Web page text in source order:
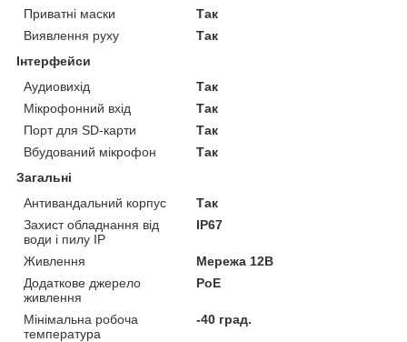
Приватні маски
Так
Виявлення руху
Так
Інтерфейси
Аудиовихід
Так
Мікрофонний вхід
Так
Порт для SD-карти
Так
Вбудований мікрофон
Так
Загальні
Антивандальний корпус
Так
Захист обладнання від
води і пилу IP
IP67
Живлення
Мережа 12В
Додаткове джерело
живлення
PoE
Мінімальна робоча
температура
-40 град.